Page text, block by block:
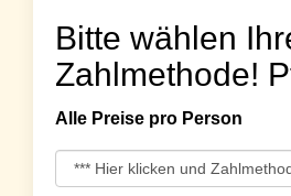
Bitte wählen
Zahlmethode!
Alle Preise pro Person